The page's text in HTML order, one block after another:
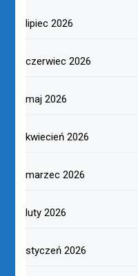
lipiec 2026
czerwiec 2026
maj 2026
kwiecień 2026
marzec 2026
luty 2026
styczeń 2026